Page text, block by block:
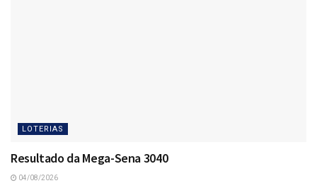
LOTERIAS
Resultado da Mega-Sena 3040
04/08/2026